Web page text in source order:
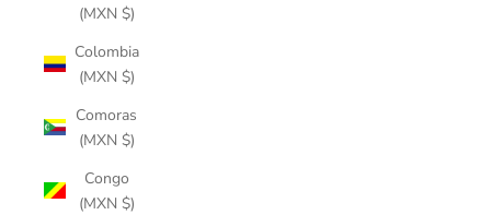
(MXN $)
Colombia
(MXN $)
Comoras
(MXN $)
Congo
(MXN $)